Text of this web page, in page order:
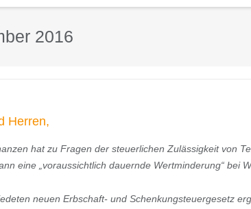
2016
Herren,
hat zu Fragen der steuerlichen Zulässigkeit von
eine „voraussichtlich dauernde Wertminderung“ bei
neuen Erbschaft- und Schenkungsteuergesetz